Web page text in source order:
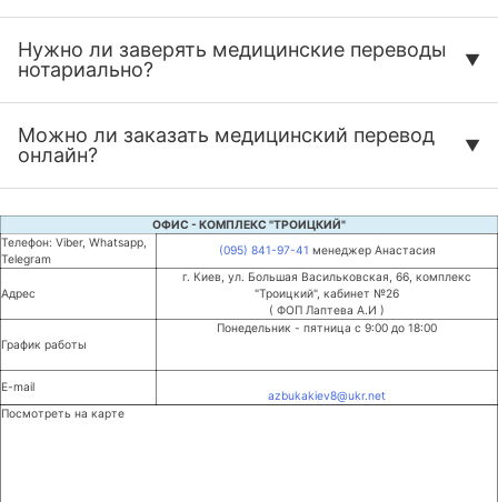
Нужно ли заверять медицинские переводы
нотариально?
Можно ли заказать медицинский перевод
онлайн?
ОФИС - КОМПЛЕКС "ТРОИЦКИЙ"
Телефон: Viber, Whatsapp,
Telegram
(095) 841-97-41 менеджер Анастасия
Адрес
г. Киев, ул. Большая Васильковская, 66, комплекс
"Троицкий", кабинет №26
( ФОП Лаптева А.И )
График работы
Понедельник - пятница с 9:00 до 18:00
E-mail
azbukakiev8@ukr.net
Посмотреть на карте